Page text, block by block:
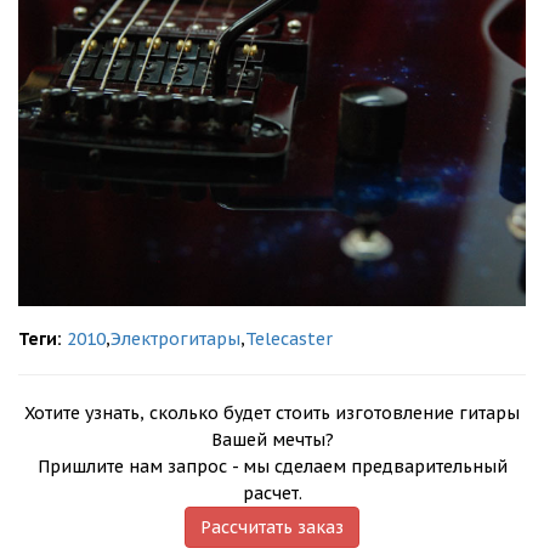
Теги: 2010,Электрогитары,Telecaster
Хотите узнать, сколько будет стоить изготовление гитары
Вашей мечты?
Пришлите нам запрос - мы сделаем предварительный
расчет.
Рассчитать заказ